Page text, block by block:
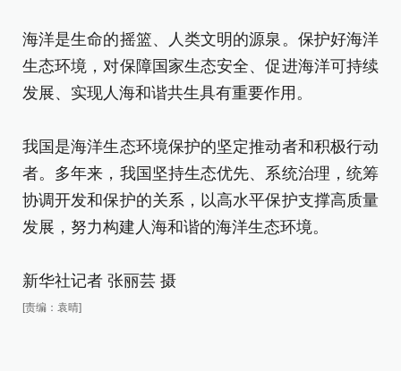
海洋是生命的摇篮、人类文明的源泉。保护好海洋
生态环境，对保障国家生态安全、促进海洋可持续
发展、实现人海和谐共生具有重要作用。
我国是海洋生态环境保护的坚定推动者和积极行动
者。多年来，我国坚持生态优先、系统治理，统筹
协调开发和保护的关系，以高水平保护支撑高质量
发展，努力构建人海和谐的海洋生态环境。
新华社记者 张丽芸 摄
[责编：袁晴]